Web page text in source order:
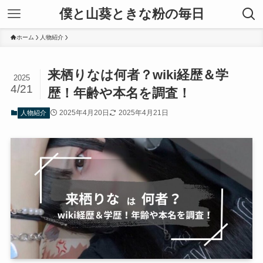
僕と山葵ときな粉の毎日
ホーム 人物紹介
来栖りなは何者？wiki経歴＆学
歴！年齢や本名を調査！
2025
4/21
人物紹介 2025年4月20日 2025年4月21日